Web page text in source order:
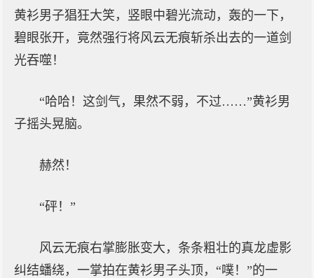
黄衫男子猖狂大笑，竖眼中碧光流动，轰的一下，
碧眼张开，竟然强行将风云无痕斩杀出去的一道剑
光吞噬！
“哈哈！这剑气，果然不弱，不过……”黄衫男
子摇头晃脑。
赫然！
“砰！”
风云无痕右掌膨胀变大，条条粗壮的真龙虚影
纠结蟠绕，一掌拍在黄衫男子头顶，“噗！”的一